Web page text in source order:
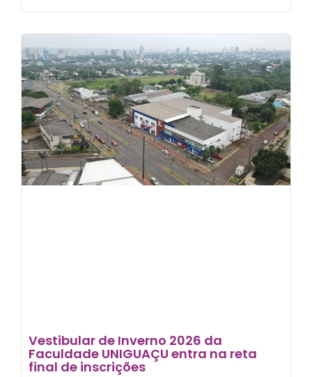
Vestibular de Inverno 2026 da
Faculdade UNIGUAÇU entra na reta
final de inscrições